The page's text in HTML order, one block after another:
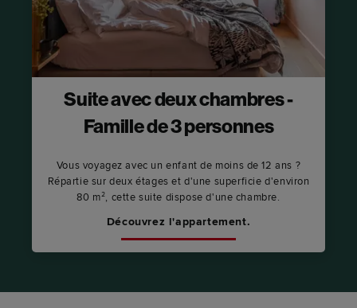
Suite avec deux chambres -
Famille de 3 personnes
Vous voyagez avec un enfant de moins de 12 ans ?
Répartie sur deux étages et d'une superficie d'environ
80 m², cette suite dispose d'une chambre.
Découvrez l'appartement.